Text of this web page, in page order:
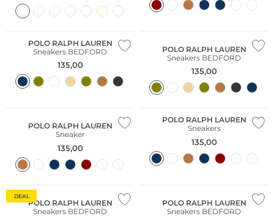
NEU
POLO RALPH LAUREN
Sneakers BEDFORD
135,00
POLO RALPH LAUREN
Sneakers BEDFORD
135,00
POLO RALPH LAUREN
Sneaker
135,00
POLO RALPH LAUREN
Sneakers
135,00
DEAL
POLO RALPH LAUREN
Sneakers BEDFORD
POLO RALPH LAUREN
Sneakers BEDFORD